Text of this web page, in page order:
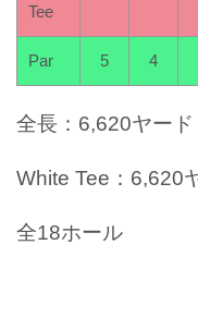
Tee
Par 5 4
全長：6,620ヤード
White Tee：6,620
全18ホール